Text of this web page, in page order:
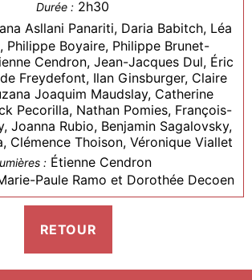
Durée : 2h30
Asllani Panariti, Daria Babitch, Léa
Philippe Boyaire, Philippe Brunet-
Cendron, Jean-Jacques Dul, Éric
Freydefont, Ilan Ginsburger, Claire
Joaquim Maudslay, Catherine
Pecorilla, Nathan Pomies, François-
Joanna Rubio, Benjamin Sagalovsky,
Clémence Thoison, Véronique Viallet
: Étienne Cendron
Paule Ramo et Dorothée Decoen